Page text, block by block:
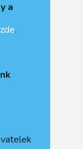
a
zde.